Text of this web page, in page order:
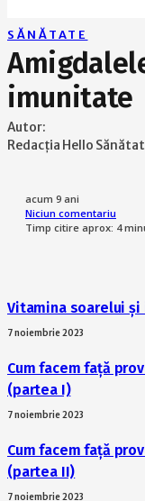
SĂNĂTATE
imunitate
Autor:
Redacția Hello
acum 9 ani
Niciun comentariu
Timp citire aprox: 4
Vitamina soarelui
7 noiembrie 2023
Cum facem față
(partea I)
7 noiembrie 2023
Cum facem față
(partea II)
7 noiembrie 2023